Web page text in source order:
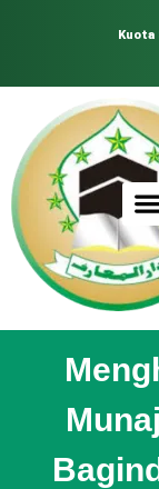
Kuota